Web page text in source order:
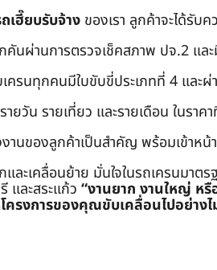
เฮี๊ยบรับจ้าง ของเรา ลูกค้าจะได้รับ
คันผ่านการตรวจเช็คสภาพ ปจ.2 แ
ครนทุกคนมีใบขับขี่ประเภทที่ 4 แล
ายวัน รายเที่ยว และรายเดือน ในรา
งานของลูกค้าเป็นสำคัญ พร้อมเข้าห
และเคลื่อนย้าย มั่นใจในรถเครนม
และสระแก้ว “งานยาก งานใหญ่ หรื
ครงการของคุณขับเคลื่อนไปอย่าง